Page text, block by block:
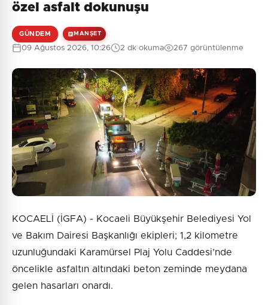
özel asfalt dokunuşu
GÜNDEM MANŞET
09 Ağustos 2026, 10:26 2 dk okuma 267 görüntülenme
KOCAELİ (İGFA) - Kocaeli Büyükşehir Belediyesi Yol
ve Bakım Dairesi Başkanlığı ekipleri; 1,2 kilometre
uzunluğundaki Karamürsel Plaj Yolu Caddesi’nde
öncelikle asfaltın altındaki beton zeminde meydana
gelen hasarları onardı.